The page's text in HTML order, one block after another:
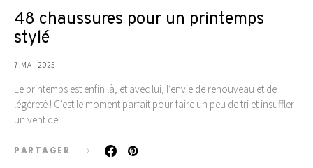
48 chaussures pour un printemps
stylé
7 MAI 2025
Le printemps est enfin là, et avec lui, l’envie de renouveau et de
légèreté ! C’est le moment parfait pour faire un peu de tri et insuffler
un vent de…
PARTAGER